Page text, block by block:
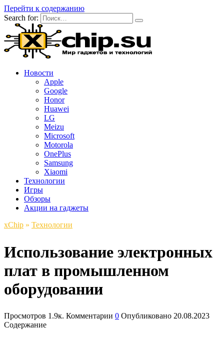
Перейти к содержанию
Search for:
Новости
Apple
Google
Honor
Huawei
LG
Meizu
Microsoft
Motorola
OnePlus
Samsung
Xiaomi
Технологии
Игры
Обзоры
Акции на гаджеты
xСhip » Технологии
Использование электронных
плат в промышленном
оборудовании
Просмотров 1.9к. Комментарии 0 Опубликовано 20.08.2023
Содержание